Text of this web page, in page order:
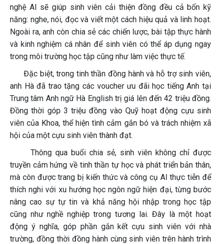
nghệ AI sẽ giúp sinh viên cải thiện đồng đều cả bốn kỹ
năng: nghe, nói, đọc và viết một cách hiệu quả và linh hoạt.
Ngoài ra, anh còn chia sẻ các chiến lược, bài tập thực hành
và kinh nghiệm cá nhân để sinh viên có thể áp dụng ngay
trong môi trường học tập cũng như làm việc thực tế.
Đặc biệt, trong tinh thần đồng hành và hỗ trợ sinh viên,
anh Hà đã trao tặng các voucher ưu đãi học tiếng Anh tại
Trung tâm Anh ngữ Hà English trị giá lên đến 42 triệu đồng.
Đồng thời góp 3 triệu đồng vào Quỹ hoạt động cựu sinh
viên của Khoa, thể hiện tình cảm gắn bó và trách nhiệm xã
hội của một cựu sinh viên thành đạt.
Thông qua buổi chia sẻ, sinh viên không chỉ được
truyền cảm hứng về tinh thần tự học và phát triển bản thân,
mà còn được trang bị kiến thức và công cụ AI thực tiễn để
thích nghi với xu hướng học ngôn ngữ hiện đại, từng bước
nâng cao sự tự tin và khả năng hội nhập trong học tập
cũng như nghề nghiệp trong tương lai. Đây là một hoạt
động ý nghĩa, góp phần gắn kết cựu sinh viên với nhà
trường, đồng thời đồng hành cùng sinh viên trên hành trình